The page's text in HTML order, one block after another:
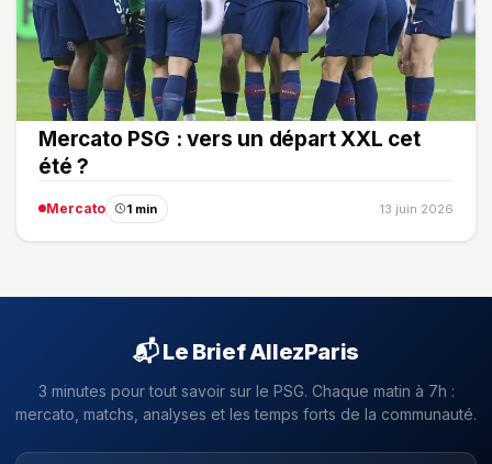
Mercato PSG : vers un départ XXL cet
été ?
Mercato 1 min 13 juin 2026
📬 Le Brief AllezParis
3 minutes pour tout savoir sur le PSG. Chaque matin à 7h :
mercato, matchs, analyses et les temps forts de la communauté.